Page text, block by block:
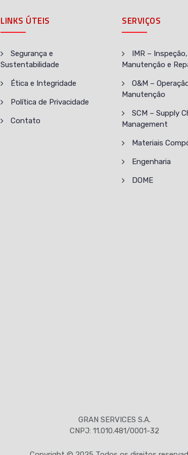
LINKS ÚTEIS
Segurança e
Sustentabilidade
Ética e Integridade
Política de Privacidade
Contato
SERVIÇOS
IMR – Inspeção,
Manutenção e
O&M –
Manutenção
SCM – Supply
Management
Materiais
Engenharia
DOME
GRAN SERVICES S.A.
CNPJ: 11.010.481/0001-32